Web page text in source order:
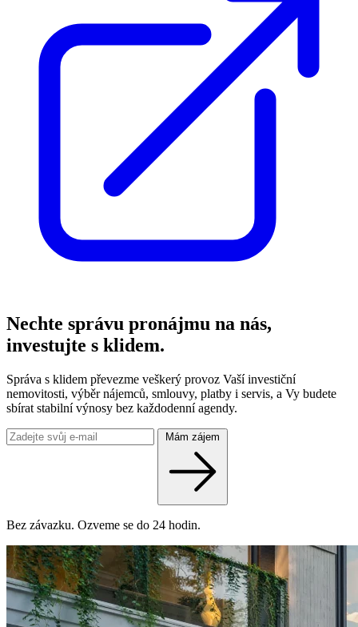
Nechte správu pronájmu na nás,
investujte s klidem.
Správa s klidem převezme veškerý provoz Vaší investiční
nemovitosti, výběr nájemců, smlouvy, platby i servis, a Vy budete
sbírat stabilní výnosy bez každodenní agendy.
Mám zájem
Bez závazku. Ozveme se do 24 hodin.